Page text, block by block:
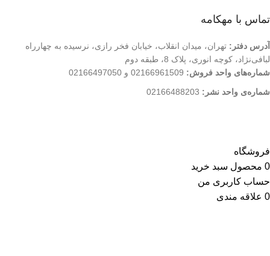
تماس با مهکامه
آدرس دفتر: تهران، میدان انقلاب، خیابان فخر رازی، نرسیده به چهارراه
لبافی‌نژاد، کوچه انوری، پلاک 8، طبقه دوم
شماره‌های واحد فروش: 02166961509 و 02166497050
شماره‌‌ی واحد نشر:
فروشگاه
0 محصول سبد خرید
حساب کاربری من
0 علاقه مندی